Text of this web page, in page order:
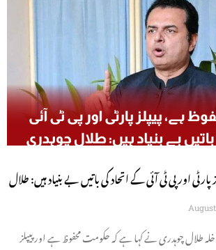
اور پی ٹی آئی کے اتحاد کی باتیں بے بنیاد ہیں: طلال
طلال چوہدری نے کہا ہے کہ حکومت محفوظ ہے اور پیپلز